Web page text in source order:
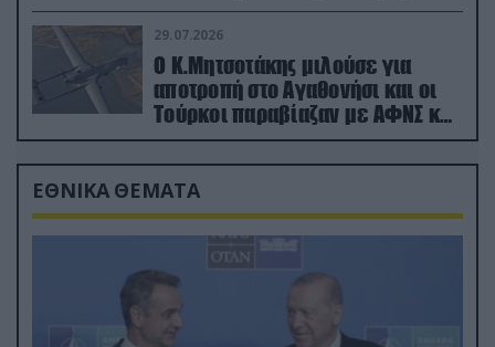
29.07.2026
Ο Κ.Μητσοτάκης μιλούσε για
αποτροπή στο Αγαθονήσι και οι
Τούρκοι παραβίαζαν με ΑΦΝΣ και
drone
ΕΘΝΙΚΑ ΘΕΜΑΤΑ